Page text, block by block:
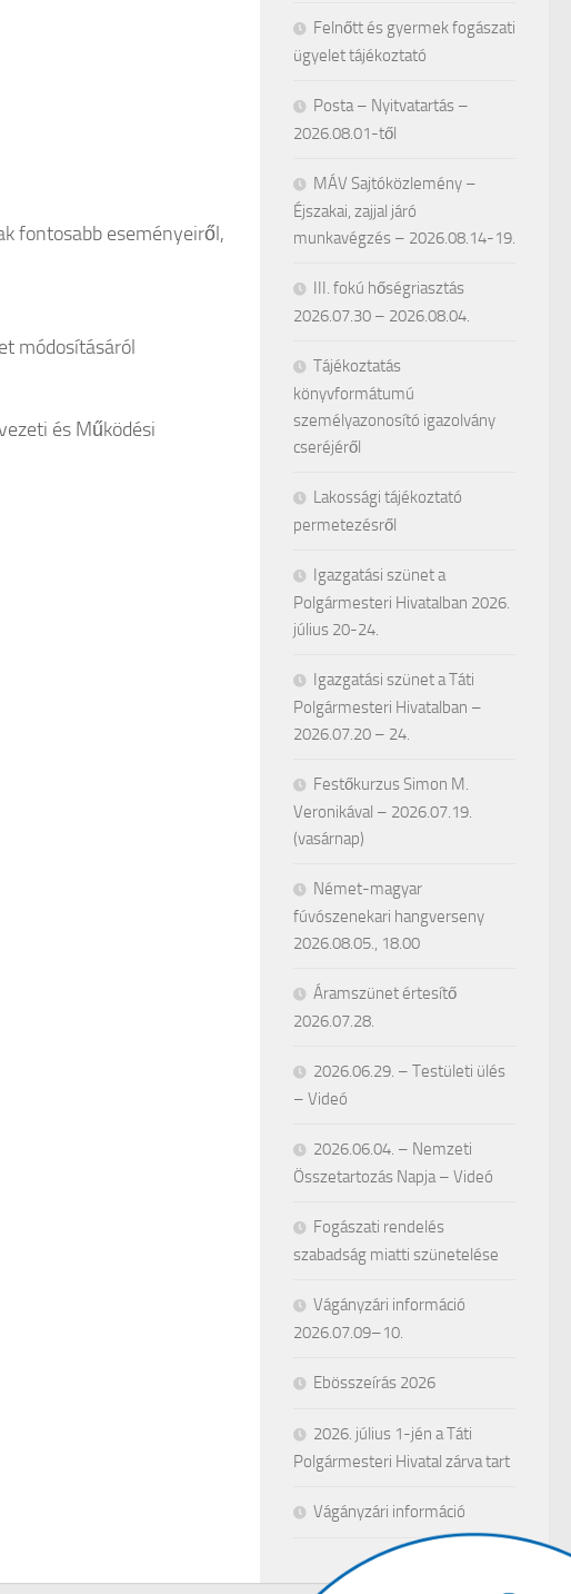
fontosabb eseményeiről,
módosításáról
és Működési
Felnőtt és gyermek fogászati
ügyelet tájékoztató
Posta – Nyitvatartás –
2026.08.01-től
MÁV Sajtóközlemény –
Éjszakai, zajjal járó
munkavégzés – 2026.08.14-19.
III. fokú hőségriasztás
2026.07.30 – 2026.08.04.
Tájékoztatás
könyvformátumú
személyazonosító igazolvány
cseréjéről
Lakossági tájékoztató
permetezésről
Igazgatási szünet a
Polgármesteri Hivatalban 2026.
július 20-24.
Igazgatási szünet a Táti
Polgármesteri Hivatalban –
2026.07.20 – 24.
Festőkurzus Simon M.
Veronikával – 2026.07.19.
(vasárnap)
Német-magyar
fúvószenekari hangverseny
2026.08.05., 18.00
Áramszünet értesítő
2026.07.28.
2026.06.29. – Testületi ülés
– Videó
2026.06.04. – Nemzeti
Összetartozás Napja – Videó
Fogászati rendelés
szabadság miatti szünetelése
Vágányzári információ
2026.07.09–10.
Ebösszeírás 2026
2026. július 1-jén a Táti
Polgármesteri Hivatal zárva tart
Vágányzári információ